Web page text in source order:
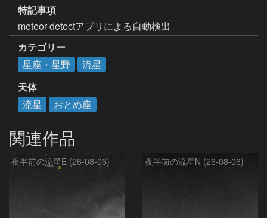
特記事項
meteor-detectアプリによる自動検出
カテゴリー
星座・星野
流星
天体
流星
おとめ座
関連作品
夜半前の流星E (26-08-06) 夜半前の流星N (26-08-06)